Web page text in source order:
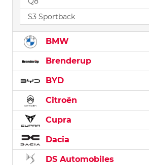
S3 Sportback
BMW
Brenderup
BYD
Citroën
Cupra
Dacia
DS Automobiles